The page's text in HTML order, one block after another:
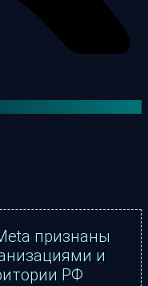
признаны
и
РФ